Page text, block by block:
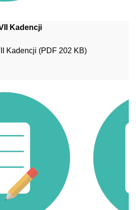
Kadencji
Kadencji (PDF 202 KB)